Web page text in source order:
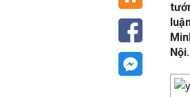
Nội.